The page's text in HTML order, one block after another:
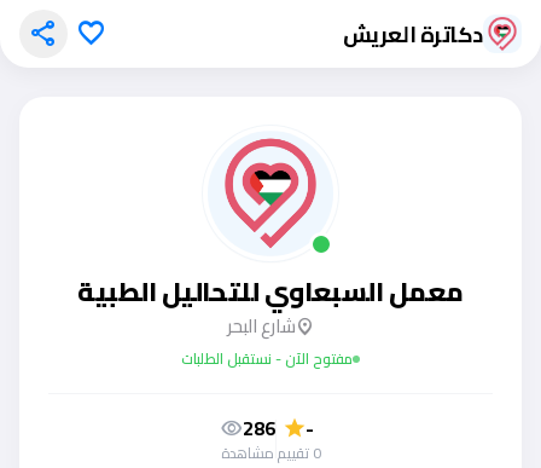
دكاترة العريش favorite
share
معمل السبعاوي للتحاليل الطبية
location_onشارع البحر
مفتوح الآن - نستقبل الطلبات
-
star
0 تقييم
286
visibility
مشاهدة